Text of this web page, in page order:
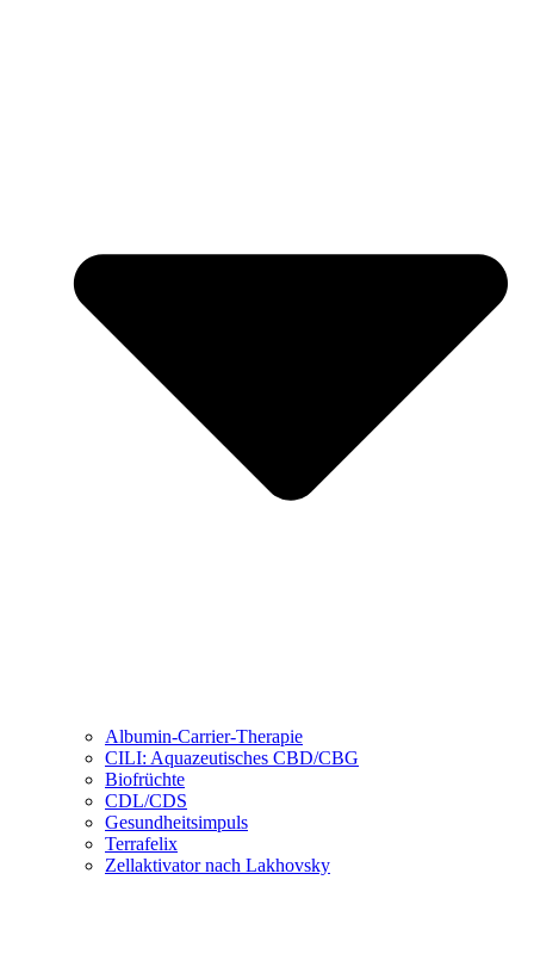
Albumin-Carrier-Therapie
CILI: Aquazeutisches CBD/CBG
Biofrüchte
CDL/CDS
Gesundheitsimpuls
Terrafelix
Zellaktivator nach Lakhovsky